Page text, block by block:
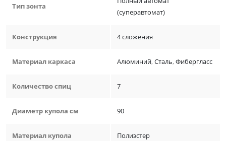
Тип зонта
(суперавтомат)
Конструкция 4 сложения
Материал каркаса Алюминий,Сталь,Фибергласс
Количество спиц 7
Диаметр купола см 90
Материал купола Полиэстер